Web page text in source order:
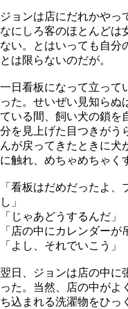
ジョンは店にだれかやっ
なにしろ客のほとんどは
ない。とはいっても自分
とは限らないのだが。
一日看板になって立って
った。せいぜい見知らぬ
ている間、飼い犬の鎖を
分を見上げた目つきがう
んが戻ってきたときに犬
に触れ、めちゃめちゃく
「看板はだめだったよ
し」
「じゃあどうするんだ」
「店の中にカレンダーが
「よし、それでいこう」
翌日、ジョンは店の中に
った。当然、店の中がよ
ち込まれる洗濯物をひっ